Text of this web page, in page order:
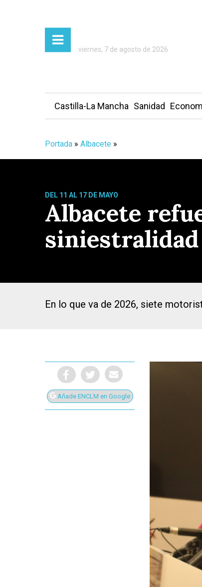
Presiona Intro para buscar o ESC para
viernes, 7 de agosto de 2026
Castilla-La Mancha Sanidad
Portada » Albacete »
DEL 11 AL 17 DE MAYO
Albacete
En lo que va de 2026, siete
Añade ENCLM en Google